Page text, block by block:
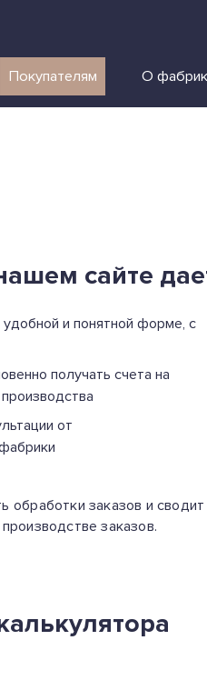
Покупателям О
сайте
удобной и понятной форме, с
получать счета на
от
обработки заказов и сводит
заказов.